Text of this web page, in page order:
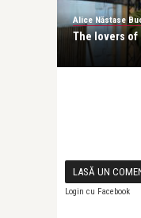
Alice Năstase
The lovers of
LASĂ UN
Login cu Facebook